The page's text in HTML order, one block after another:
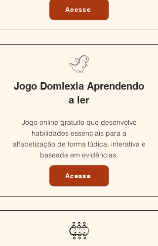
Acesse
Jogo Domlexia Aprendendo
a ler
Jogo online gratuito que desenvolve
habilidades essenciais para a
alfabetização de forma lúdica, interativa e
baseada em evidências.
Acesse